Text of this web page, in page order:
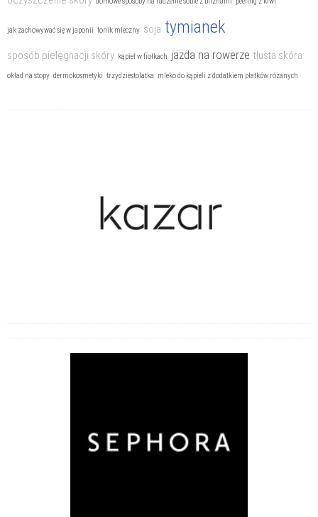
jak zachowywać się w japonii tonik mleczny soja tymianek
sposób pielęgnacji skóry kąpiel w fiołkach jazda na rowerze tłusta skóra
okład na stopy dermokosmetyki trzydziestolatka mleko do kąpieli z dodatkiem płatków różanych